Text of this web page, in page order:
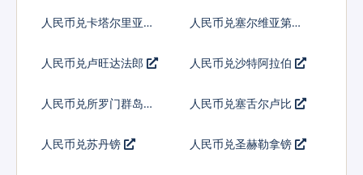
人民币兑卡塔尔里亚尔
人民币兑塞尔维亚第纳
人民币兑卢旺达法郎 人民币兑沙特阿拉伯
人民币兑所罗门群岛元 人民币兑塞舌尔卢比
人民币兑苏丹镑 人民币兑圣赫勒拿镑